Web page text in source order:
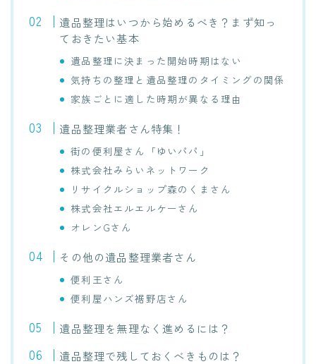
遺品整理はいつから始めるべき？まず知っ
ておきたい基本
遺品整理に決まった開始時期はない
気持ちの整理と遺品整理のタイミングの関係
家族ごとに適した時期が異なる理由
遺品整理業者さん特集！
街の便利屋さん「ゆいパパ」
株式会社みらいネットワーク
リサイクルショップ森のくまさん
株式会社エルエルケーさん
オレンGさん
その他の遺品整理業者さん
便利王さん
便利屋ハンズ裾野店さん
遺品整理を無理なく進めるには？
遺品整理で残しておくべきものは？